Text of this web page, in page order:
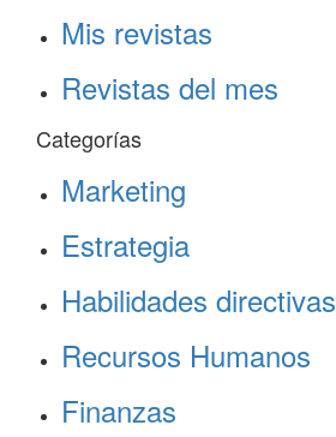
Mis revistas
Revistas del mes
Categorías
Marketing
Estrategia
Habilidades directivas
Recursos Humanos
Finanzas